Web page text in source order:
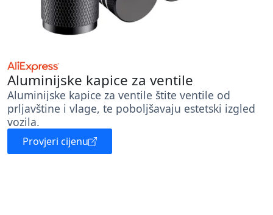
Aluminijske kapice za ventile
Aluminijske kapice za ventile štite ventile od
prljavštine i vlage, te poboljšavaju estetski izgled
vozila.
Provjeri cijenu